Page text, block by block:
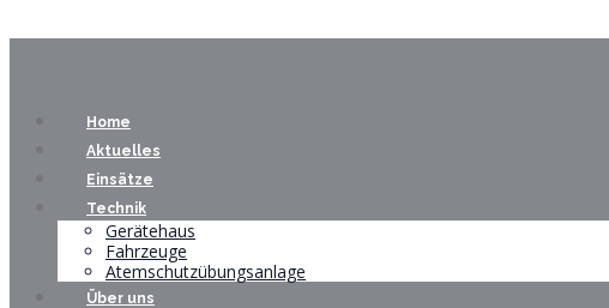
Home
Aktuelles
Einsätze
Technik
Gerätehaus
Fahrzeuge
Atemschutzübungsanlage
Über uns